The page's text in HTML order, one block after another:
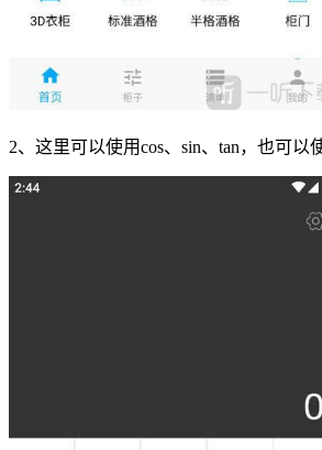
2、这里可以使用cos、sin、tan，也可以